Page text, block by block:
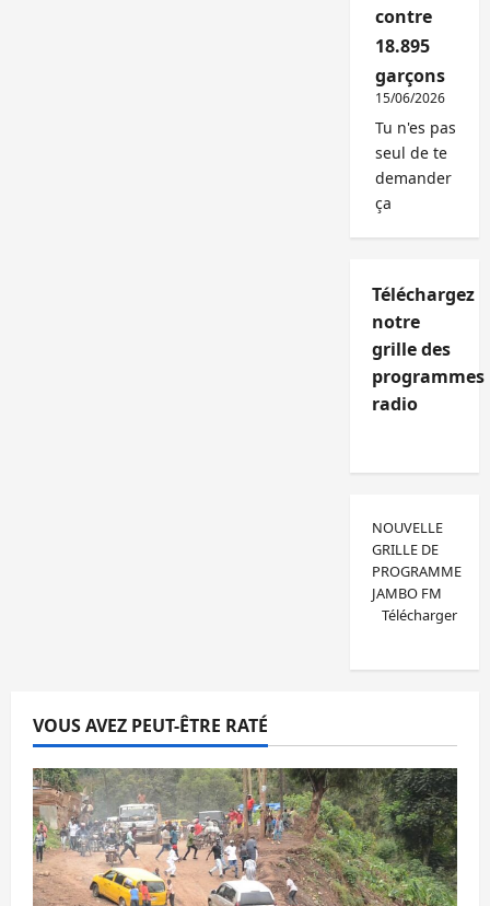
contre
18.895
garçons
15/06/2026
Tu n'es pas
seul de te
demander
ça
Téléchargez
notre
grille des
programmes
radio
NOUVELLE
GRILLE DE
PROGRAMME
JAMBO FM
Télécharger
VOUS AVEZ PEUT-ÊTRE RATÉ